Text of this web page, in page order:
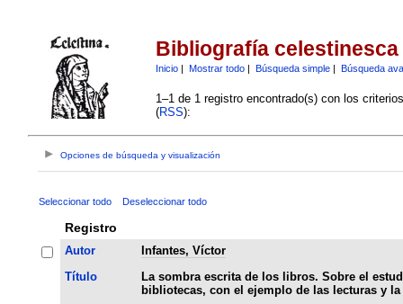
Bibliografía celestinesca
Inicio| Mostrar todo| Búsqueda simple| Búsqueda
1–1 de 1 registro encontrado(s) con los
(RSS):
Opciones de búsqueda y visualización
Seleccionar todo Deseleccionar todo
Registro
Autor
Infantes, Víctor
Título
La sombra escrita de los libros. Sobre el
bibliotecas, con el ejemplo de las lecturas y